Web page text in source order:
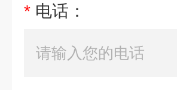
* 电话：